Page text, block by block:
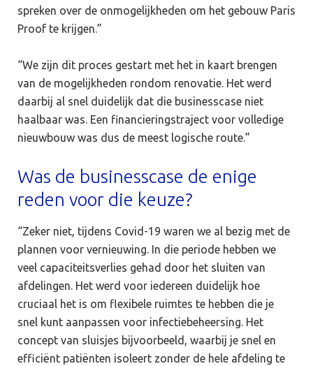
spreken over de onmogelijkheden om het gebouw Paris
Proof te krijgen.”
“We zijn dit proces gestart met het in kaart brengen
van de mogelijkheden rondom renovatie. Het werd
daarbij al snel duidelijk dat die businesscase niet
haalbaar was. Een financieringstraject voor volledige
nieuwbouw was dus de meest logische route.”
Was de businesscase de enige
reden voor die keuze?
“Zeker niet, tijdens Covid-19 waren we al bezig met de
plannen voor vernieuwing. In die periode hebben we
veel capaciteitsverlies gehad door het sluiten van
afdelingen. Het werd voor iedereen duidelijk hoe
cruciaal het is om flexibele ruimtes te hebben die je
snel kunt aanpassen voor infectiebeheersing. Het
concept van sluisjes bijvoorbeeld, waarbij je snel en
efficiënt patiënten isoleert zonder de hele afdeling te